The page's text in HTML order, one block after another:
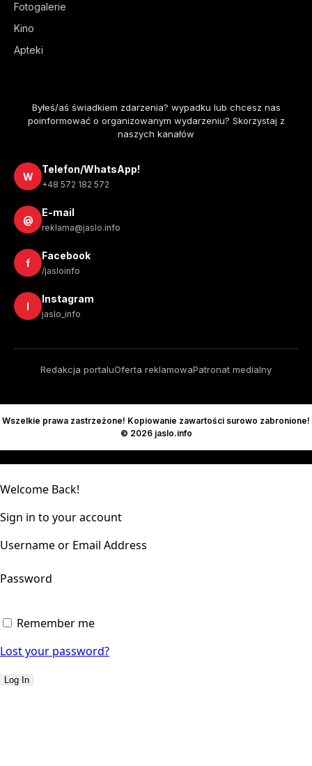
Fotogalerie
Kino
Apteki
Byłeś/aś świadkiem zdarzenia? wypadku lub chcesz nas
poinformować o organizowanym wydarzeniu? Skorzystaj z
naszych kanałów
W
Telefon/WhatsApp!
+48 572 182 572
@
E-mail
reklama@jaslo.info
f
Facebook
/jasloinfo
I
Instagram
jaslo_info
Redakcja portaluOferta reklamowaPatronat medialny
Wszelkie prawa zastrzeżone! Kopiowanie zawartości surowo zabronione!
© 2026 jaslo.info
Welcome Back!
Sign in to your account
Username or Email Address
Password
Remember me
Lost your password?